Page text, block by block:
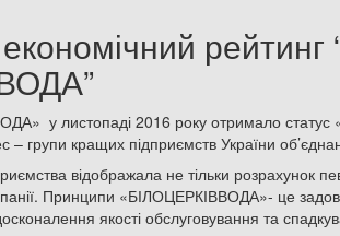
рейтинг
у листопаді 2016 року отримало статус
– групи кращих підприємств України
відображала не тільки розрахунок
Принципи «БІЛОЦЕРКІВВОДА»- це
якості обслуговування та